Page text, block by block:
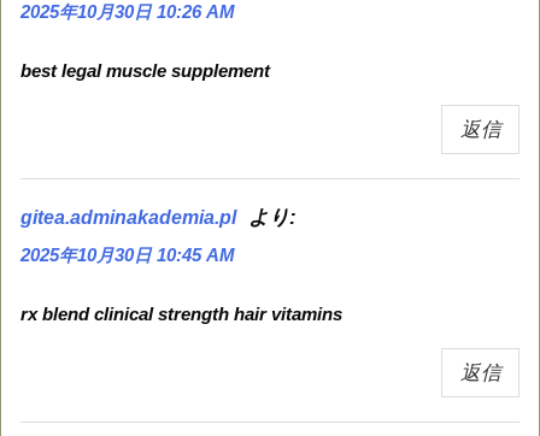
2025年10月30日 10:26 AM
best legal muscle supplement
返信
gitea.adminakademia.pl より:
2025年10月30日 10:45 AM
rx blend clinical strength hair vitamins
返信